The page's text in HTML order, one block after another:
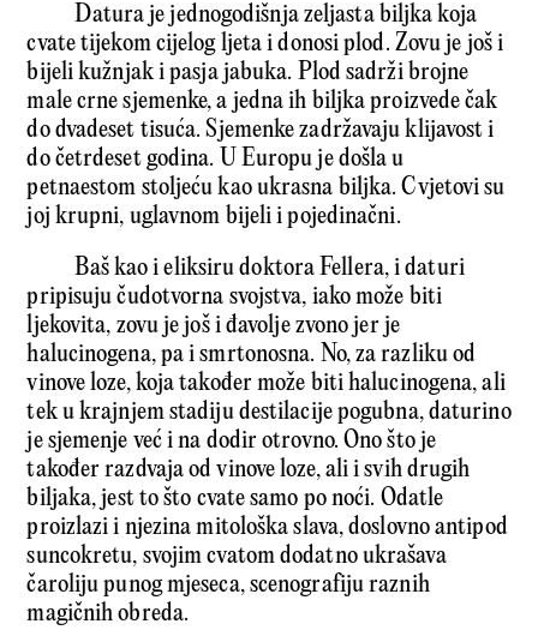
Datura je jednogodišnja zeljasta biljka koja
cvate tijekom cijelog ljeta i donosi plod. Zovu je još i
bijeli kužnjak i pasja jabuka. Plod sadrži brojne
male crne sjemenke, a jedna ih biljka proizvede čak
do dvadeset tisuća. Sjemenke zadržavaju klijavost i
do četrdeset godina. U Europu je došla u
petnaestom stoljeću kao ukrasna biljka. Cvjetovi su
joj krupni, uglavnom bijeli i pojedinačni.
Baš kao i eliksiru doktora Fellera, i daturi
pripisuju čudotvorna svojstva, iako može biti
ljekovita, zovu je još i đavolje zvono jer je
halucinogena, pa i smrtonosna. No, za razliku od
vinove loze, koja također može biti halucinogena, ali
tek u krajnjem stadiju destilacije pogubna, daturino
je sjemenje već i na dodir otrovno. Ono što je
također razdvaja od vinove loze, ali i svih drugih
biljaka, jest to što cvate samo po noći. Odatle
proizlazi i njezina mitološka slava, doslovno antipod
suncokretu, svojim cvatom dodatno ukrašava
čaroliju punog mjeseca, scenografiju raznih
magičnih obreda.